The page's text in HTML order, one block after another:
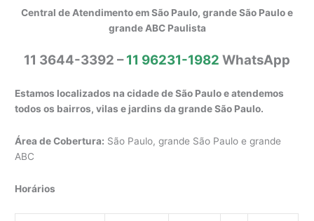
Central de Atendimento em São Paulo, grande São Paulo e
grande ABC Paulista
11 3644-3392 –11 96231-1982 WhatsApp
Estamos localizados na cidade de São Paulo e atendemos
todos os bairros, vilas e jardins da grande São Paulo.
Área de Cobertura: São Paulo, grande São Paulo e grande
ABC
Horários